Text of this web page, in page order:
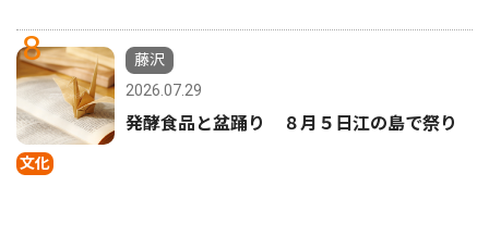
8
文化
藤沢
2026.07.29
発酵食品と盆踊り ８月５日江の島で祭り